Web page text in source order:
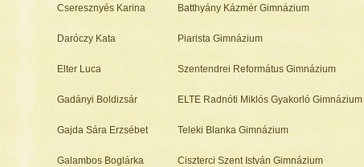
Cseresznyés Karina Batthyány Kázmér Gimnázium
Daróczy Kata Piarista Gimnázium
Elter Luca Szentendrei Református Gimnázium
Gadányi Boldizsár ELTE Radnóti Miklós Gyakorló Gimnázium
Gajda Sára Erzsébet Teleki Blanka Gimnázium
Galambos Boglárka Ciszterci Szent István Gimnázium